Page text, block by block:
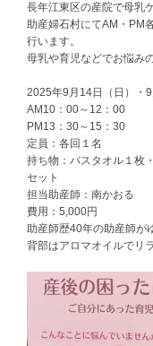
長年江東区の産院で母乳
助産婦石村にてAM・PM
行います。
母乳や育児などでお悩み
2025年9月14日（日）・9
AM10：00～12：00
PM13：30～15：30
定員：各回１名
持ち物：バスタオル１枚
セット
担当助産師：南かおる
費用：5,000円
助産師歴40年の助産師が
背部はアロマオイルでリ